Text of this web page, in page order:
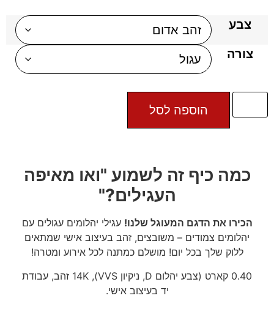
כמה כיף זה לשמוע "ואו מאיפה
העגילים?"
הכירו את הדגם המעוגל שלנו! עגילי יהלומים עגולים עם
יהלומים צמודים – משובצים, זהב בעיצוב אישי שמתאים
ללוק שלך בכל יום! מושלם כמתנה לכל אירוע ומטרה!
0.40 קארט (צבע יהלום D, ניקיון VVS), 14K זהב, עבודת
יד בעיצוב אישי.
צבע
צורה
הוספה לסל